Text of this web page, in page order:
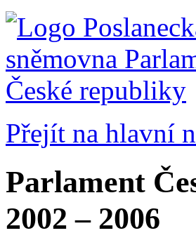
Přejít na hlavní
Parlament
2002 – 2006